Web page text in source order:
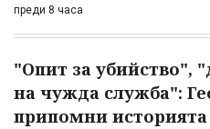
преди 8 часа
"Опит за убийство",
на чужда служба":
припомни